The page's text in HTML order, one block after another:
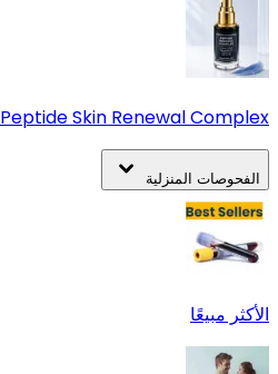
Peptide Skin Renewal Complex
الفحوصات المنزلية
الأكثر مبيعًا